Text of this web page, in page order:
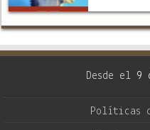
salvados
tiempo …
Desde el 9
Políticas